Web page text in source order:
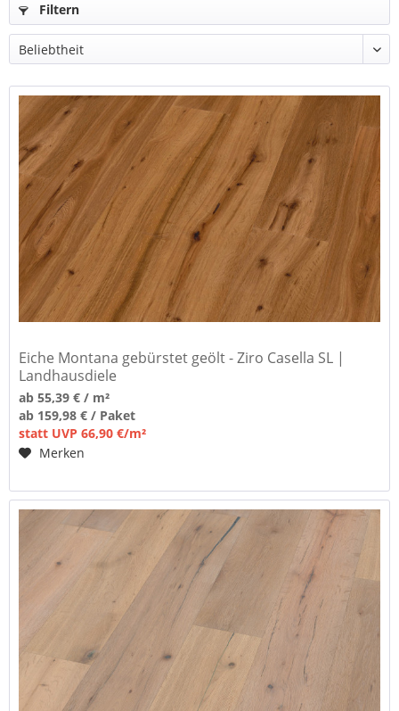
Filtern
Eiche Montana gebürstet geölt - Ziro Casella SL |
Landhausdiele
ab 55,39 € / m²
ab 159,98 € / Paket
statt UVP 66,90 €/m²
Merken